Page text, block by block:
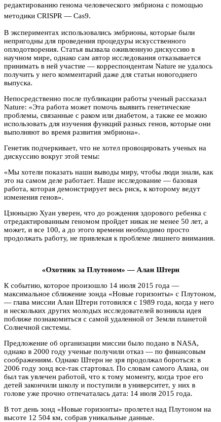
редактированию генома человеческого эмбриона с помощью
методики CRISPR — Cas9.
В экспериментах использовались эмбрионы, которые были
непригодны для проведения процедуры искусственного
оплодотворения. Статья вызвала оживленную дискуссию в
научном мире, однако сам автор исследования отказывается
принимать в ней участие — корреспондентам Nature не удалось
получить у него комментарий даже для статьи новогоднего
выпуска.
Непосредственно после публикации работы ученый рассказал
Nature: «Эта работа может помочь выявить генетические
проблемы, связанные с раком или диабетом, а также ее можно
использовать для изучения функций разных генов, которые они
выполняют во время развития эмбриона».
Генетик подчеркивает, что не хотел провоцировать ученых на
дискуссию вокруг этой темы:
«Мы хотели показать наши выводы миру, чтобы люди знали, как
это на самом деле работает. Наше исследование — базовая
работа, которая демонстрирует весь риск, к которому ведут
изменения генов».
Цзюньцзю Хуан уверен, что до рождения здорового ребенка с
отредактированным геномом пройдет никак не менее 50 лет, а
может, и все 100, а до этого времени необходимо просто
продолжать работу, не привлекая к проблеме лишнего внимания.
«Охотник за Плутоном» — Алан Штерн
К событию, которое произошло 14 июля 2015 года —
максимальное сближение зонда «Новые горизонты» с Плутоном,
— глава миссии Алан Штерн готовился с 1989 года, когда у него
и нескольких других молодых исследователей возникла идея
поближе познакомиться с самой удаленной от Земли планетой
Солнечной системы.
Предложение об организации миссии было подано в NASA,
однако в 2000 году ученые получили отказ — по финансовым
соображениям. Однако Штерн не зря продолжал бороться: в
2006 году зонд все-так стартовал. По словам самого Алана, он
был так увлечен работой, что к тому моменту, когда трое его
детей закончили школу и поступили в университет, у них в
голове уже прочно отпечаталась дата: 14 июля 2015 года.
В тот день зонд «Новые горизонты» пролетел над Плутоном на
высоте 12 504 км, собрав уникальные данные.